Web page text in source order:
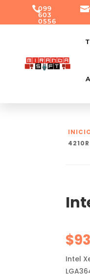
099
603
0556
0556

4210R
$
Intel